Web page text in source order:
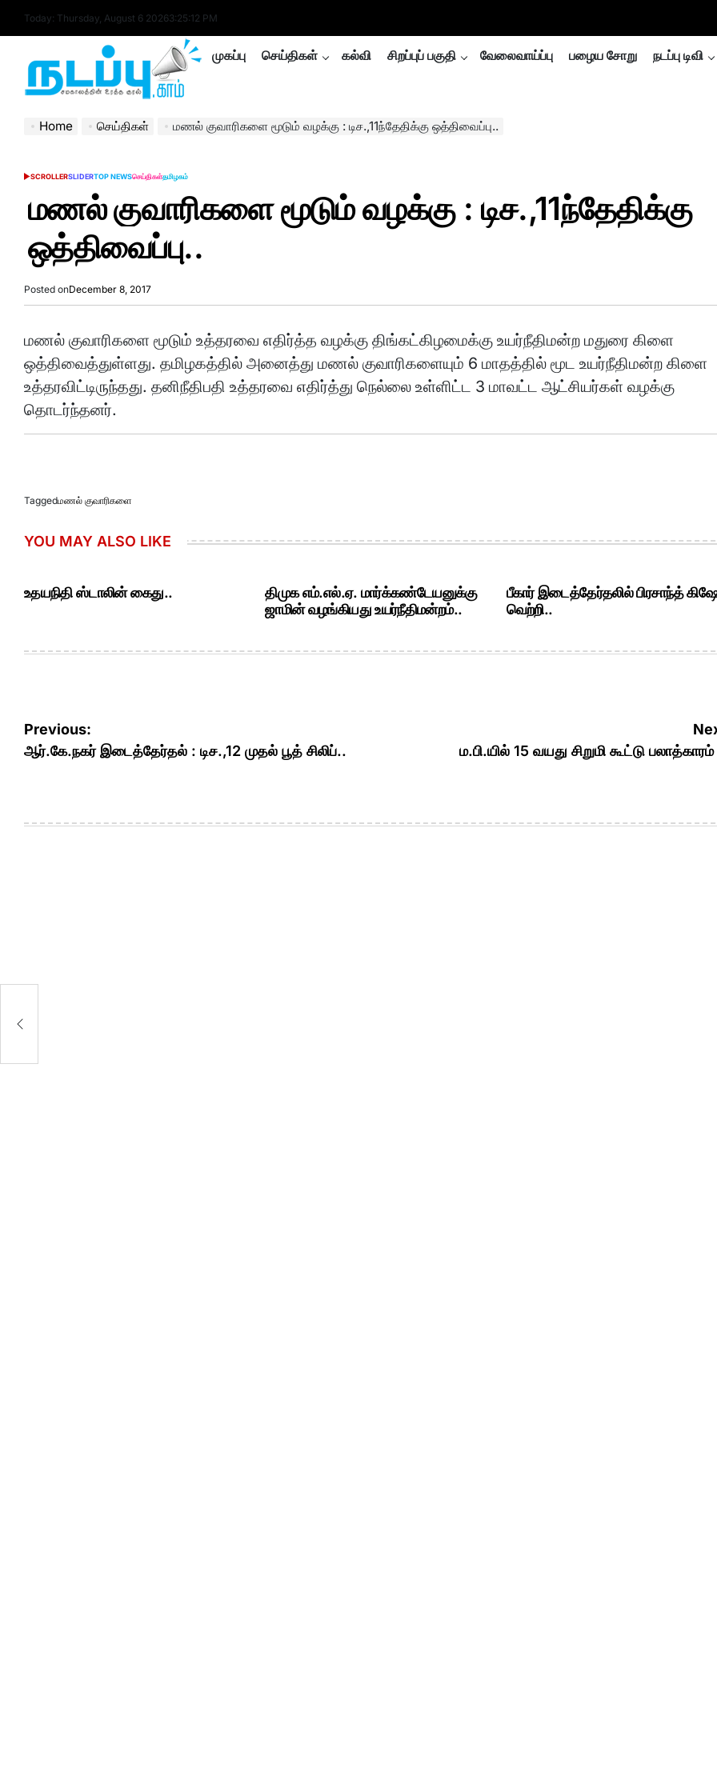
Today: Thursday, August 6 20263:25:12 PM
nadappu.com
முகப்பு செய்திகள் கல்வி சிறப்புப் பகுதி வேலைவாய்ப்பு பழைய சோறு நடப்பு டிவி
Home செய்திகள் மணல் குவாரிகளை மூடும் வழக்கு : டிச.,11ந்தேதிக்கு ஒத்திவைப்பு..
POSTED
SCROLLERSLIDERTOP NEWSசெய்திகள்தமிழகம்
மணல் குவாரிகளை மூடும் வழக்கு : டிச.,11ந்தேதிக்கு
ஒத்திவைப்பு..
Posted onDecember 8, 2017
மணல் குவாரிகளை மூடும் உத்தரவை எதிர்த்த வழக்கு திங்கட்கிழமைக்கு உயர்நீதிமன்ற மதுரை கிளை
ஒத்திவைத்துள்ளது. தமிழகத்தில் அனைத்து மணல் குவாரிகளையும் 6 மாதத்தில் மூட உயர்நீதிமன்ற கிளை
உத்தரவிட்டிருந்தது. தனிநீதிபதி உத்தரவை எதிர்த்து நெல்லை உள்ளிட்ட 3 மாவட்ட ஆட்சியர்கள் வழக்கு
தொடர்ந்தனர்.
Taggedமணல் குவாரிகளை
YOU MAY ALSO LIKE
உதயநிதி ஸ்டாலின் கைது..
திமுக எம்.எல்.ஏ. மார்க்கண்டேயனுக்கு
ஜாமின் வழங்கியது உயர்நீதிமன்றம்..
பீகார் இடைத்தேர்தலில் பிரசாந்த்
வெற்றி..
Post
navigation
Previous:
ஆர்.கே.நகர் இடைத்தேர்தல் : டிச.,12 முதல் பூத் சிலிப்..
ம.பி.யில் 15 வயது சிறுமி கூட்டு